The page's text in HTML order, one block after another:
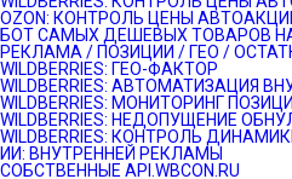
OZON: КОНТРОЛЬ ЦЕНЫ
БОТ САМЫХ ДЕШЕВЫХ ТОВАРОВ
РЕКЛАМА / ПОЗИЦИИ / ГЕО /
WILDBERRIES: ГЕО-ФАКТОР
WILDBERRIES: АВТОМАТИЗАЦИЯ
WILDBERRIES: МОНИТОРИНГ
WILDBERRIES: НЕДОПУЩЕНИЕ
WILDBERRIES: КОНТРОЛЬ
ИИ: ВНУТРЕННЕЙ РЕКЛАМЫ
СОБСТВЕННЫЕ API.WBCON.RU